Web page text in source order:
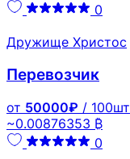
0
Дружище Христос
Перевозчик
от 50000₽ / 100шт
~0.00876353 ₿
0